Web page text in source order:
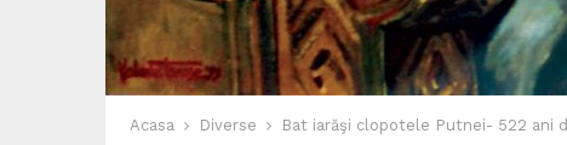
Acasa Diverse Bat iarăşi clopotele Putnei- 522 ani